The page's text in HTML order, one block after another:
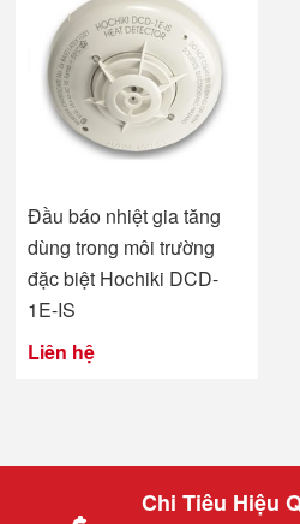
Đầu báo nhiệt gia tăng
dùng trong môi trường
đặc biệt Hochiki DCD-
1E-IS
Liên hệ
Chi Tiêu Hiệu